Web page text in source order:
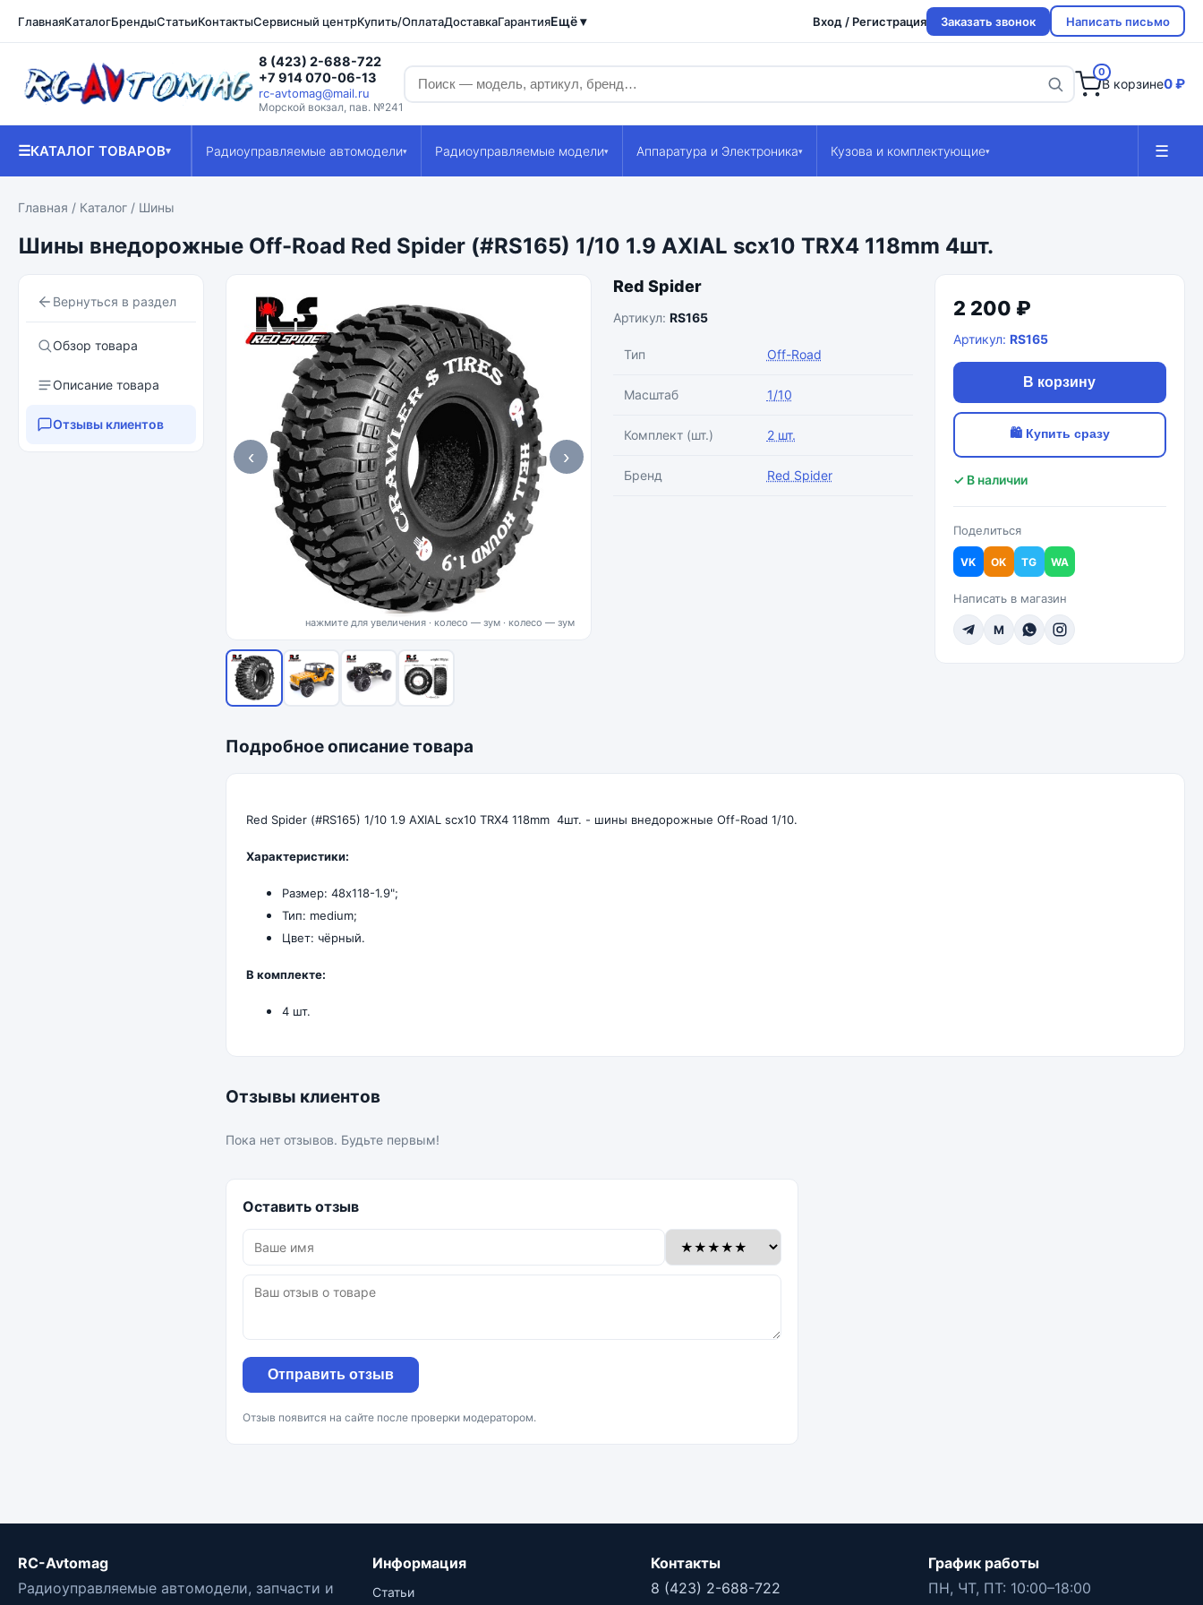
ГлавнаяКаталогБрендыСтатьиКонтактыСервисный центрКупить/ОплатаДоставкаГарантияЕщё ▾ Вход / Регистрация Заказать звонок Написать письмо
8 (423) 2-688-722
+7 914 070-06-13
rc-avtomag@mail.ru
Морской вокзал, пав. №241
0
В корзине0 ₽
☰КАТАЛОГ ТОВАРОВ▾ Радиоуправляемые автомодели▾ Радиоуправляемые модели▾ Аппаратура и Электроника▾ Кузова и комплектующие▾ ☰
Главная / Каталог / Шины
Шины внедорожные Off-Road Red Spider (#RS165) 1/10 1.9 AXIAL scx10 TRX4 118mm 4шт.
Вернуться в раздел
Обзор товара
Описание товара
Отзывы клиентов
‹
нажмите для увеличения · колесо — зум
›
Red Spider
Артикул: RS165
Тип Off-Road
Масштаб 1/10
Комплект (шт.) 2 шт.
Бренд Red Spider
2 200 ₽
Артикул: RS165
В корзину
🛍 Купить сразу
✓ В наличии
Поделиться
VK OK TG WA
Написать в магазин
M
Подробное описание товара
Red Spider (#RS165) 1/10 1.9 AXIAL scx10 TRX4 118mm 4шт. - шины внедорожные Off-Road 1/10.
Характеристики:
Размер: 48х118-1.9";
Тип: medium;
Цвет: чёрный.
В комплекте:
4 шт.
Отзывы клиентов
Пока нет отзывов. Будьте первым!
Оставить отзыв
Отправить отзыв
Отзыв появится на сайте после проверки модератором.
RC-Avtomag
Радиоуправляемые автомодели, запчасти и
Информация
Статьи
Контакты
8 (423) 2-688-722
График работы
ПН, ЧТ, ПТ: 10:00–18:00